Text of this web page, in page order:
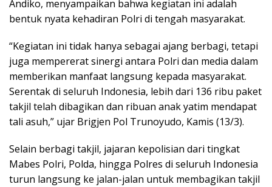
Andiko, menyampaikan bahwa kegiatan ini adalah
bentuk nyata kehadiran Polri di tengah masyarakat.
“Kegiatan ini tidak hanya sebagai ajang berbagi, tetapi
juga mempererat sinergi antara Polri dan media dalam
memberikan manfaat langsung kepada masyarakat.
Serentak di seluruh Indonesia, lebih dari 136 ribu paket
takjil telah dibagikan dan ribuan anak yatim mendapat
tali asuh,” ujar Brigjen Pol Trunoyudo, Kamis (13/3).
Selain berbagi takjil, jajaran kepolisian dari tingkat
Mabes Polri, Polda, hingga Polres di seluruh Indonesia
turun langsung ke jalan-jalan untuk membagikan takjil